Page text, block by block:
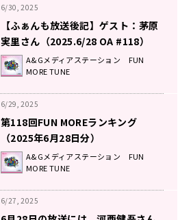
6/30, 2025
【ふぁんも放送後記】ゲスト：茅原
実里さん（2025.6/28 OA #118）
A&Gメディアステーション FUN
MORE TUNE
6/29, 2025
第118回FUN MOREランキング
（2025年6月28日分）
A&Gメディアステーション FUN
MORE TUNE
6/27, 2025